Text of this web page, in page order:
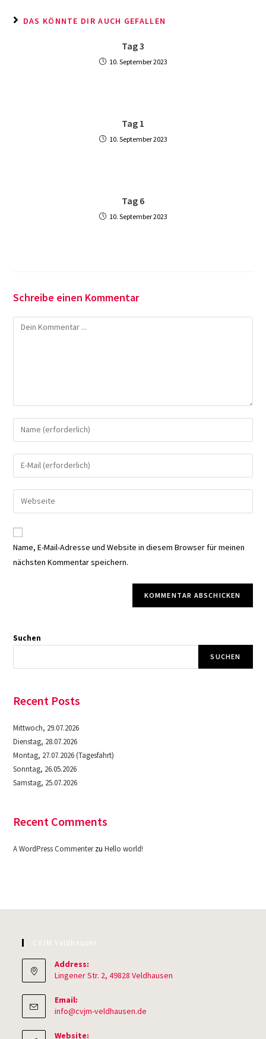
DAS KÖNNTE DIR AUCH GEFALLEN
Tag 3
10. September 2023
Tag 1
10. September 2023
Tag 6
10. September 2023
Schreibe einen Kommentar
Kommentieren
Gib
deinen
Namen
oder
zum
Kommentieren
ein
Gib
deine
E-
Mail-
zum
Kommentieren
ein
Gib
deine
Website-
URL
Name, E-Mail-Adresse und Website in diesem Browser für meinen
nächsten Kommentar speichern.
Suchen
SUCHEN
Recent Posts
Mittwoch, 29.07.2026
Dienstag, 28.07.2026
Montag, 27.07.2026 (Tagesfahrt)
Sonntag, 26.05.2026
Samstag, 25.07.2026
Recent Comments
A WordPress CommenterzuHello world!
CVJM Veldhausen
Address:
Lingener Str. 2, 49828 Veldhausen
Email:
info@cvjm-veldhausen.de
Website: